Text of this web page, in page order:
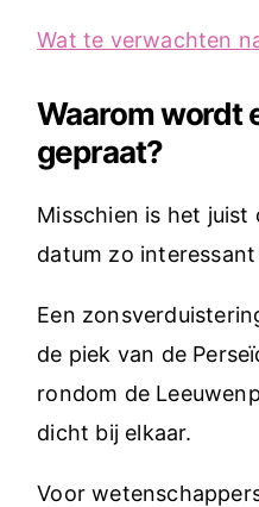
Wat te verwachten
Waarom wordt
gepraat?
Misschien is het juist
datum zo
Een
de piek van de
rondom de
dicht bij elkaar.
Voor